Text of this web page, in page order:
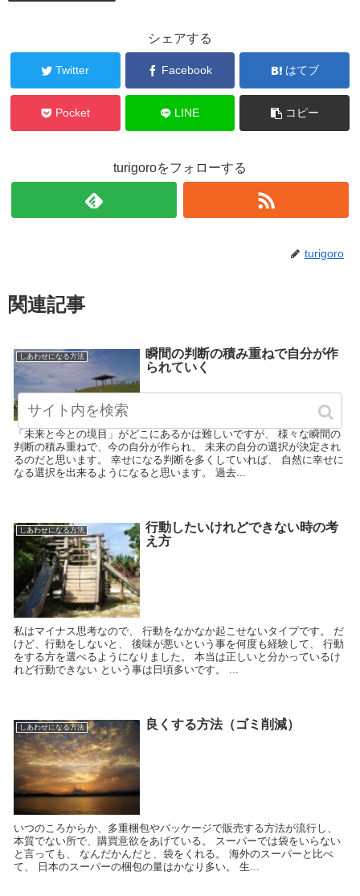
シェアする
Twitter Facebook はてブ
Pocket LINE コピー
turigoroをフォローする
turigoro
関連記事
しあわせになる方法
瞬間の判断の積み重ねで自分が作
られていく
「未来と今との境目」がどこにあるかは難しいですが、 様々な瞬間の
判断の積み重ねで、今の自分が作られ、 未来の自分の選択が決定され
るのだと思います。 幸せになる判断を多くしていれば、 自然に幸せに
なる選択を出来るようになると思います。 過去...
しあわせになる方法
行動したいけれどできない時の考
え方
私はマイナス思考なので、 行動をなかなか起こせないタイプです。 だ
けど、行動をしないと、 後味が悪いという事を何度も経験して、 行動
をする方を選べるようになりました。 本当は正しいと分かっているけ
れど行動できない という事は日頃多いです。 ...
しあわせになる方法 良くする方法（ゴミ削減）
いつのころからか、多重梱包やパッケージで販売する方法が流行し、
本質でない所で、購買意欲をあげている。 スーパーでは袋をいらない
と言っても、 なんだかんだと、袋をくれる。 海外のスーパーと比べ
て、 日本のスーパーの梱包の量はかなり多い。 生...